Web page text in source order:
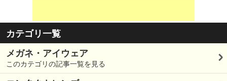
カテゴリ一覧
メガネ・アイウェア
このカテゴリの記事一覧を見る